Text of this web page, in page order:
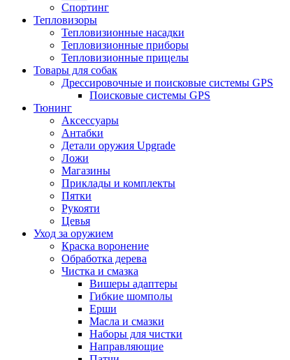
Спортинг
Тепловизоры
Тепловизионные насадки
Тепловизионные приборы
Тепловизионные прицелы
Товары для собак
Дрессировочные и поисковые системы GPS
Поисковые системы GPS
Тюнинг
Аксессуары
Антабки
Детали оружия Upgrade
Ложи
Магазины
Приклады и комплекты
Пятки
Рукояти
Цевья
Уход за оружием
Краска воронение
Обработка дерева
Чистка и смазка
Вишеры адаптеры
Гибкие шомполы
Ерши
Масла и смазки
Наборы для чистки
Направляющие